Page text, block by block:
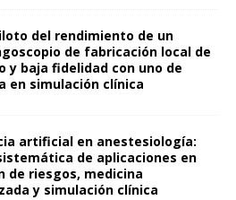
del rendimiento de un
de fabricación local de
y baja fidelidad con uno de
en simulación clínica
artificial en anestesiología:
de aplicaciones en
de riesgos, medicina
y simulación clínica